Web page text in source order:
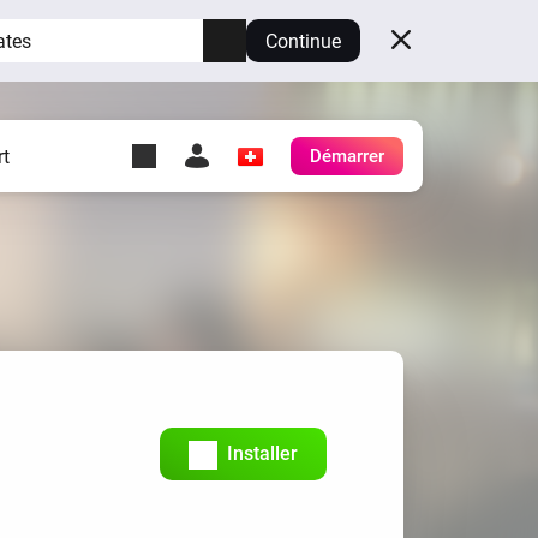
Continue
Exécutez Homey sur votre
Démarrer
Installer